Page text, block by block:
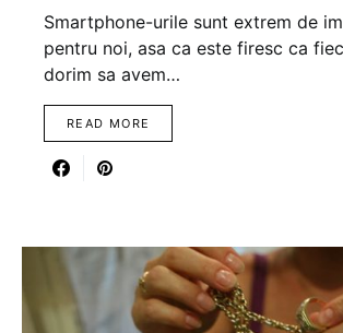
Smartphone-urile sunt extrem de
pentru noi, asa ca este firesc ca
dorim sa avem…
READ MORE